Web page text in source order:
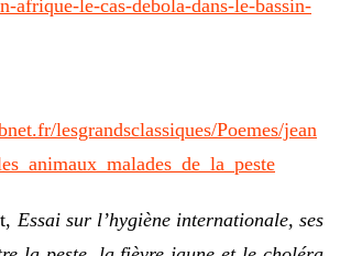
afrique-le-cas-debola-dans-le-bassin-
lesgrandsclassiques/Poemes/jean
Essai sur l’hygiène internationale, ses